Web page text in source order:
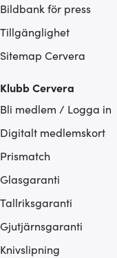
Bildbank för press
Tillgänglighet
Sitemap Cervera
Klubb Cervera
Bli medlem / Logga in
Digitalt medlemskort
Prismatch
Glasgaranti
Tallriksgaranti
Gjutjärnsgaranti
Knivslipning